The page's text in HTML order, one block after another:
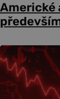
Americké